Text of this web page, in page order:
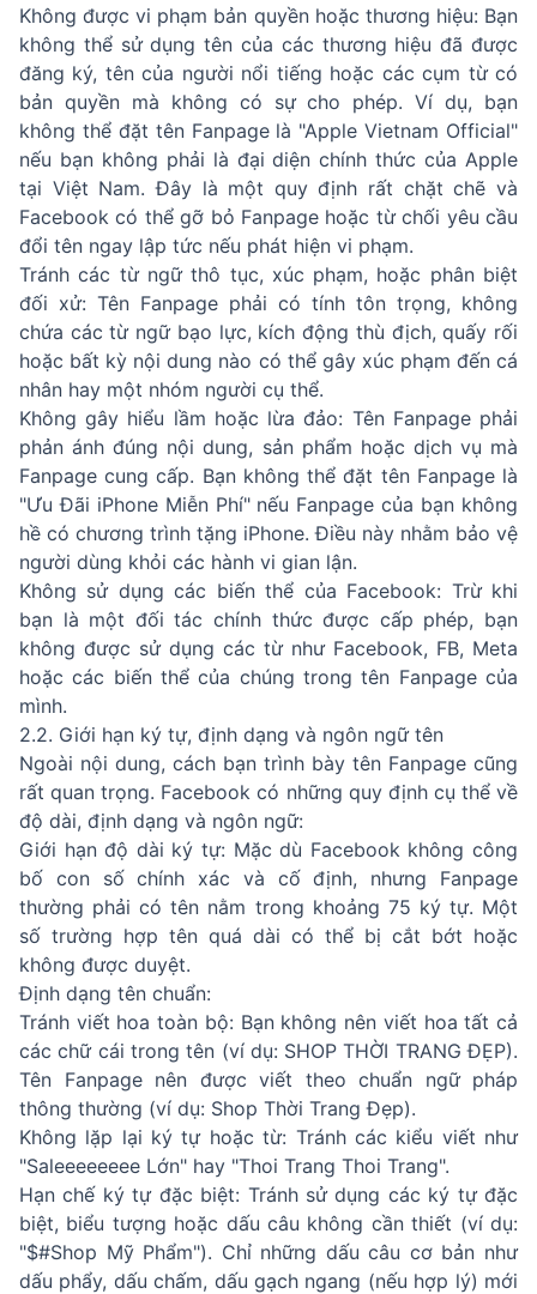
Không được vi phạm bản quyền hoặc thương hiệu: Bạn
không thể sử dụng tên của các thương hiệu đã được
đăng ký, tên của người nổi tiếng hoặc các cụm từ có
bản quyền mà không có sự cho phép. Ví dụ, bạn
không thể đặt tên Fanpage là "Apple Vietnam Official"
nếu bạn không phải là đại diện chính thức của Apple
tại Việt Nam. Đây là một quy định rất chặt chẽ và
Facebook có thể gỡ bỏ Fanpage hoặc từ chối yêu cầu
đổi tên ngay lập tức nếu phát hiện vi phạm.
Tránh các từ ngữ thô tục, xúc phạm, hoặc phân biệt
đối xử: Tên Fanpage phải có tính tôn trọng, không
chứa các từ ngữ bạo lực, kích động thù địch, quấy rối
hoặc bất kỳ nội dung nào có thể gây xúc phạm đến cá
nhân hay một nhóm người cụ thể.
Không gây hiểu lầm hoặc lừa đảo: Tên Fanpage phải
phản ánh đúng nội dung, sản phẩm hoặc dịch vụ mà
Fanpage cung cấp. Bạn không thể đặt tên Fanpage là
"Ưu Đãi iPhone Miễn Phí" nếu Fanpage của bạn không
hề có chương trình tặng iPhone. Điều này nhằm bảo vệ
người dùng khỏi các hành vi gian lận.
Không sử dụng các biến thể của Facebook: Trừ khi
bạn là một đối tác chính thức được cấp phép, bạn
không được sử dụng các từ như Facebook, FB, Meta
hoặc các biến thể của chúng trong tên Fanpage của
mình.
2.2. Giới hạn ký tự, định dạng và ngôn ngữ tên
Ngoài nội dung, cách bạn trình bày tên Fanpage cũng
rất quan trọng. Facebook có những quy định cụ thể về
độ dài, định dạng và ngôn ngữ:
Giới hạn độ dài ký tự: Mặc dù Facebook không công
bố con số chính xác và cố định, nhưng Fanpage
thường phải có tên nằm trong khoảng 75 ký tự. Một
số trường hợp tên quá dài có thể bị cắt bớt hoặc
không được duyệt.
Định dạng tên chuẩn:
Tránh viết hoa toàn bộ: Bạn không nên viết hoa tất cả
các chữ cái trong tên (ví dụ: SHOP THỜI TRANG ĐẸP).
Tên Fanpage nên được viết theo chuẩn ngữ pháp
thông thường (ví dụ: Shop Thời Trang Đẹp).
Không lặp lại ký tự hoặc từ: Tránh các kiểu viết như
"Saleeeeeeee Lớn" hay "Thoi Trang Thoi Trang".
Hạn chế ký tự đặc biệt: Tránh sử dụng các ký tự đặc
biệt, biểu tượng hoặc dấu câu không cần thiết (ví dụ:
"$#Shop Mỹ Phẩm"). Chỉ những dấu câu cơ bản như
dấu phẩy, dấu chấm, dấu gạch ngang (nếu hợp lý) mới